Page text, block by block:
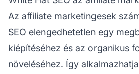
Az affiliate marketingesek
SEO elengedhetetlen egy
kiépítéséhez és az organikus
növeléséhez. Így